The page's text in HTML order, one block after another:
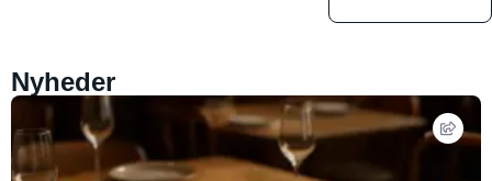
Nyheder